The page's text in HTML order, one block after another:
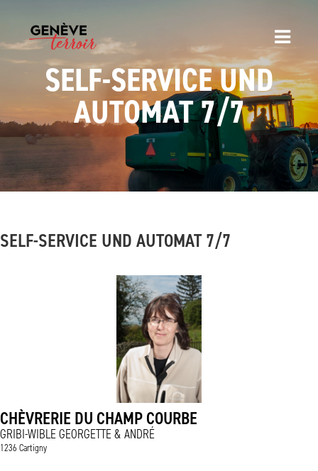
SELF-SERVICE UND
AUTOMAT 7/7
SELF-SERVICE UND AUTOMAT 7/7
CHÈVRERIE DU CHAMP COURBE
GRIBI-WIBLE GEORGETTE & ANDRÉ
1236 Cartigny